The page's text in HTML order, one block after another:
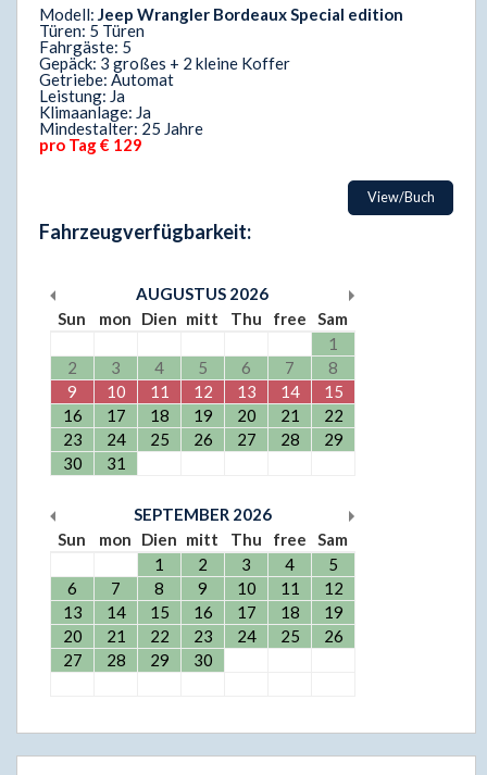
Modell:Jeep Wrangler Bordeaux Special edition
Türen: 5 Türen
Fahrgäste: 5
Gepäck: 3 großes + 2 kleine Koffer
Getriebe: Automat
Leistung: Ja
Klimaanlage: Ja
Mindestalter: 25 Jahre
pro Tag € 129
View/Buch
Fahrzeugverfügbarkeit:
AUGUSTUS 2026
Sun
mon Dien mitt Thu free
Sam
1
2
3 4 5 6 7
8
9
10 11 12 13 14
15
16
17 18 19 20 21
22
23
24 25 26 27 28
29
30
31
SEPTEMBER 2026
Sun
mon Dien mitt Thu free
Sam
1
2 3 4
5
6
7 8 9 10 11
12
13
14 15 16 17 18
19
20
21 22 23 24 25
26
27
28 29 30